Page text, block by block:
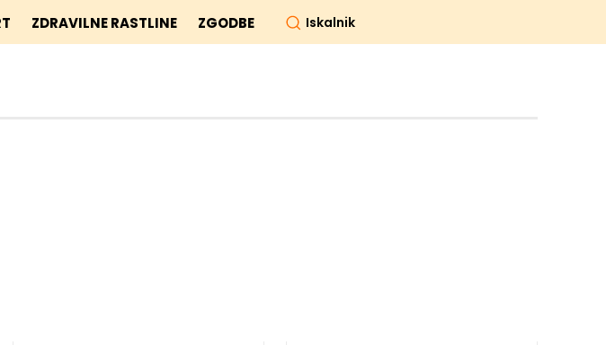
ZDRAVILNE RASTLINE ZGODBE Iskalnik